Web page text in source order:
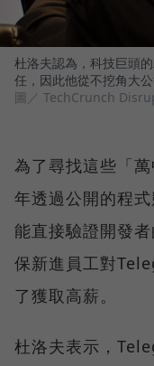
杜洛夫認為，科技巨頭
任，因此他從不挖角大公
圖／ TechCrunch
為了尋找這些「
年透過公開的程
能直接驗證開發
保新進員工對
了獲取高薪。
杜洛夫表示，